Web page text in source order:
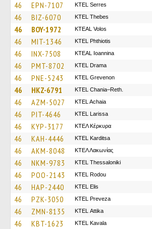
46 EPN-7107 KTEL Serres
46 BIZ-6070 KTEL Thebes
46 BOY-1972 KTEAL Volos
46 MIT-1346 ΚΤΕL Phthiotis
46 INX-7508 KTEAL Ioannina
46 PMT-8702 KTEL Drama
46 PNE-5243 ΚΤΕL Grevenon
46 HKZ-6791 KTEL Chania–Reth.
46 AZM-5027 KTEL Achaia
46 PIT-4646 KTEL Larissa
46 KYP-3177 ΚΤΕΛ Κέρκυρα
46 KAH-4446 ΚΤΕL Karditsa
46 AKM-8048 ΚΤΕΛ Λακωνίας
46 NKM-9783 KTEL Thessaloniki
46 POO-2143 ΚΤΕL Rodou
46 HAP-2440 KTEL Elis
46 PZK-3050 KTEL Preveza
46 ZMN-8135 KΤΕL Αttika
46 KBT-1623 KTEL Kavala